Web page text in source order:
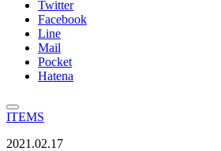
Twitter
Facebook
Line
Mail
Pocket
Hatena
ITEMS
2021.02.17